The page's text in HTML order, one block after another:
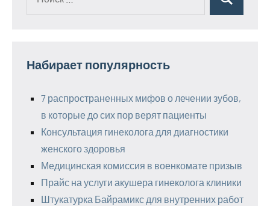
Поиск
Набирает популярность
7 распространенных мифов о лечении зубов,
в которые до сих пор верят пациенты
Консультация гинеколога для диагностики
женского здоровья
Медицинская комиссия в военкомате призыв
Прайс на услуги акушера гинеколога клиники
Штукатурка Байрамикс для внутренних работ